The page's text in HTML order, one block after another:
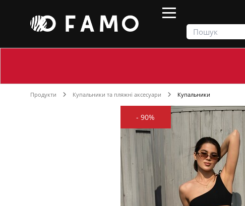
Продукти Купальники та пляжні аксесуари Купальники
-90%